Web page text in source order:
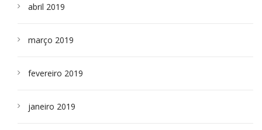
abril 2019
março 2019
fevereiro 2019
janeiro 2019